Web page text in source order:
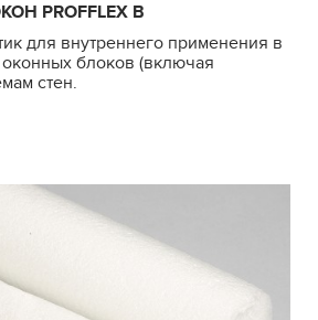
PROFFLEX B
для внутреннего применения в
блоков (включая
стен.